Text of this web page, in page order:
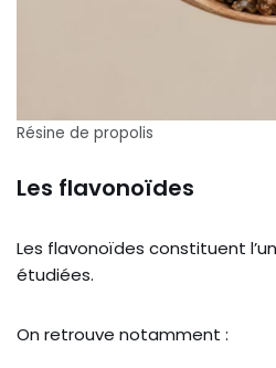
Résine de propolis
Les flavonoïdes
Les flavonoïdes constituent
étudiées.
On retrouve notamment :